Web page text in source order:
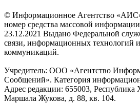
© Информационное Агентство
номер средства массовой
23.12.2021 Выдано Федеральной
связи, информационных технологий
коммуникаций.
Учредитель: ООО «Агентство
Сообщений». Категория
Адрес редакции: 655003, Республика
Маршала Жукова, д. 88, кв. 104.